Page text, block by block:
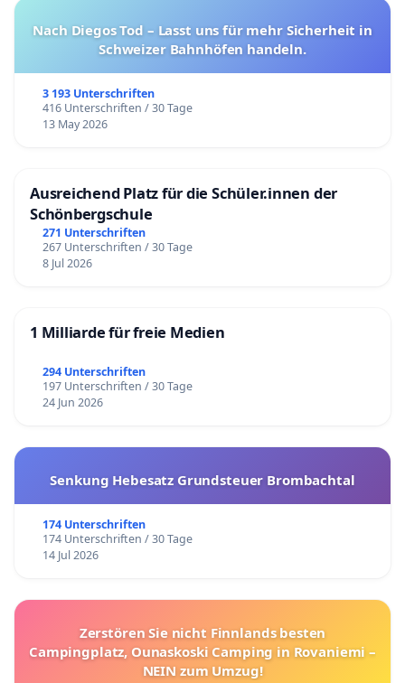
Nach Diegos Tod – Lasst uns für mehr Sicherheit in
Schweizer Bahnhöfen handeln.
3 193 Unterschriften
416 Unterschriften / 30 Tage
13 May 2026
Ausreichend Platz für die Schüler.innen der
Schönbergschule
271 Unterschriften
267 Unterschriften / 30 Tage
8 Jul 2026
1 Milliarde für freie Medien
294 Unterschriften
197 Unterschriften / 30 Tage
24 Jun 2026
Senkung Hebesatz Grundsteuer Brombachtal
174 Unterschriften
174 Unterschriften / 30 Tage
14 Jul 2026
Zerstören Sie nicht Finnlands besten
Campingplatz, Ounaskoski Camping in Rovaniemi –
NEIN zum Umzug!